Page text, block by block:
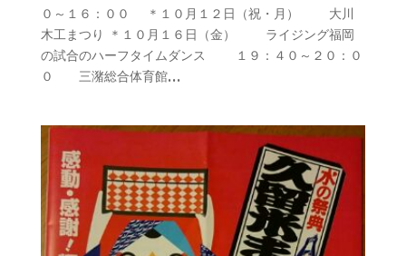
０～１６：００ ＊１０月１２日（祝・月） 大川
木工まつり ＊１０月１６日（金） ライジング福岡
の試合のハーフタイムダンス １９：４０～２０：０
０ 三潴総合体育館...